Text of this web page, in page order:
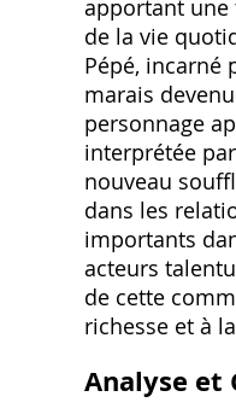
apportant une
de la vie
Pépé‚
marais
personnage
interprétée
nouveau
dans les
importants
acteurs
de cette
richesse et à
Analyse et